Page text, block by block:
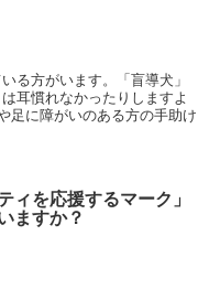
る方がいます。「盲導犬」
耳慣れなかったりしますよ
足に障がいのある方の手助け
ィを応援するマーク」
ますか？